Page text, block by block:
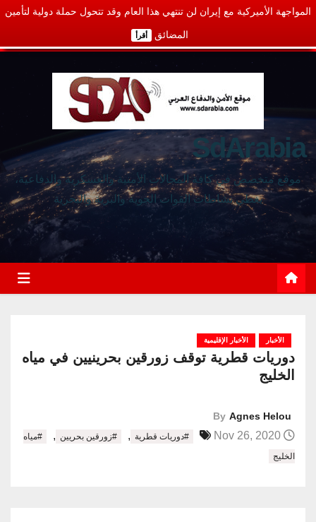
المواجهة الأميركية مع إيران لن تنتهي هذا العام وقد تتحول حملة دولية لتأمين
المضائق أقرأ
SdArabia
موقع متخصص في كافة المجالات الأمنية والعسكرية والدفاعية،
يغطي نشاطات القوات الجوية والبرية والبحرية
الأخبار الأخبار الإقليمية
دوريات قطرية توقف زورقين بحرينيين في مياه
الخليج
By Agnes Helou
#دوريات قطرية , #زورقين بحريين ,
#مياه
الخليج